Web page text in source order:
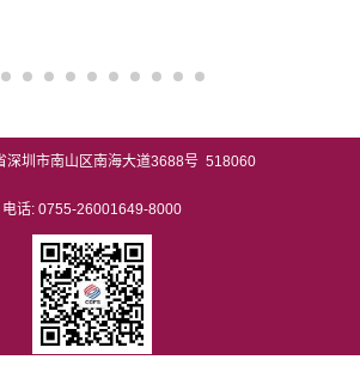
深圳市南山区南海大道3688号 518060
电话: 0755-26001649-8000